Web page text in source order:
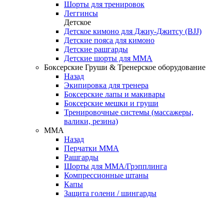
Шорты для тренировок
Леггинсы
Детское
Детское кимоно для Джиу-Джитсу (BJJ)
Детские пояса для кимоно
Детские рашгарды
Детские шорты для ММА
Боксерские Груши & Тренерское оборудование
Назад
Экипировка для тренера
Боксерские лапы и макивары
Боксерские мешки и груши
Тренировочные системы (массажеры,
валики, резина)
ММА
Назад
Перчатки ММА
Рашгарды
Шорты для ММА/Грэпплинга
Компрессионные штаны
Капы
Защита голени / шингарды